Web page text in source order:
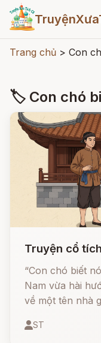
Trang chủ > Con
🏷 Con chó
Truyện cổ
“Con chó biết
Nam vừa hài
về một tên nhà
cho chó học
ST